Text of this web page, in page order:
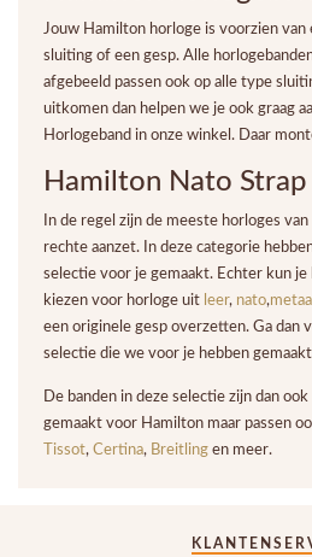
Jouw Hamilton horloge is voorzien
sluiting of een gesp. Alle
afgebeeld passen ook op alle type
uitkomen dan helpen we je ook graag
Horlogeband in onze winkel. Daar
Hamilton Nato Strap
In de regel zijn de meeste horloges
rechte aanzet. In deze categorie
selectie voor je gemaakt. Echter kun je
kiezen voor horloge uit leer, nato,metaal
een originele gesp overzetten. Ga dan
selectie die we voor je hebben
De banden in deze selectie zijn dan
gemaakt voor Hamilton maar passen
Tissot, Certina, Breitling en meer.